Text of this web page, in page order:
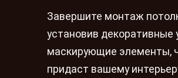
Завершите монтаж
установив декоративные
маскирующие элементы,
придаст вашему